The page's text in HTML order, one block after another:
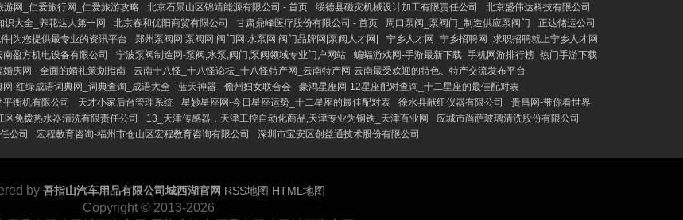
游网_仁爱旅行网_仁爱旅游攻略 北京石景山区锦靖能源有限公司 - 首页 绥德县磁灾机械设计加工有限责任公司
北京盛伟达科技有限公司
识大全_养花达人第一网 北京春和优阳商贸有限公司 甘肃鼎峰医疗股份有限公司 - 首页 周口泵阀_泵阀门_制造供应泵阀门
正达储运公司
|为您提供最专业的资讯平台 郑州泵阀网|泵阀网|阀门网|水泵网|阀门品牌网|泵阀人才网|
宁乡人才网_宁乡招聘网_求职招聘就上宁乡人才网
南盈方机电设备有限公司 宁波泵阀制造网-泵阀,水泵,阀门,泵阀领域专业门户网站
蝙蝠游戏网-手游最新下载_手机网游排行榜_热门手游下载
婚庆网 - 全面的婚礼策划指南
云南十八怪_十八怪论坛_十八怪特产网_云南特产网-云南最受欢迎的特色、特产交流发布平台
网-红绿成语词典网_词典查询_成语大全 蓝天神器 儋州妇女联合会
豪鸿星座网-12星座配对查询_十二星座的最佳配对表
衡机有限公司 天才小家后台管理系统 星妙星座网-今日星座运势_十二星座的最佳配对表 徐水县献纽仪器有限公司
贵昌网-带你看世界
区免拨热水器清洗有限责任公司 13_天津传感器，天津工控自动化商品,天津专业为钢铁_天津百业网
应城市尚萨玻璃清洗股份有限公司
公司
宏程教育咨询-福州市仓山区宏程教育咨询有限公司 深圳市宝安区创益通技术股份有限公司
by 吾指山汽车用品有限公司城西湖官网 RSS地图 HTML地图
Copyright © 2013-2026